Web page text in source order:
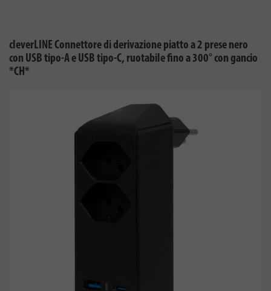
cleverLINE Connettore di derivazione piatto a 2 prese nero
con USB tipo-A e USB tipo-C, ruotabile fino a 300° con gancio
*CH*